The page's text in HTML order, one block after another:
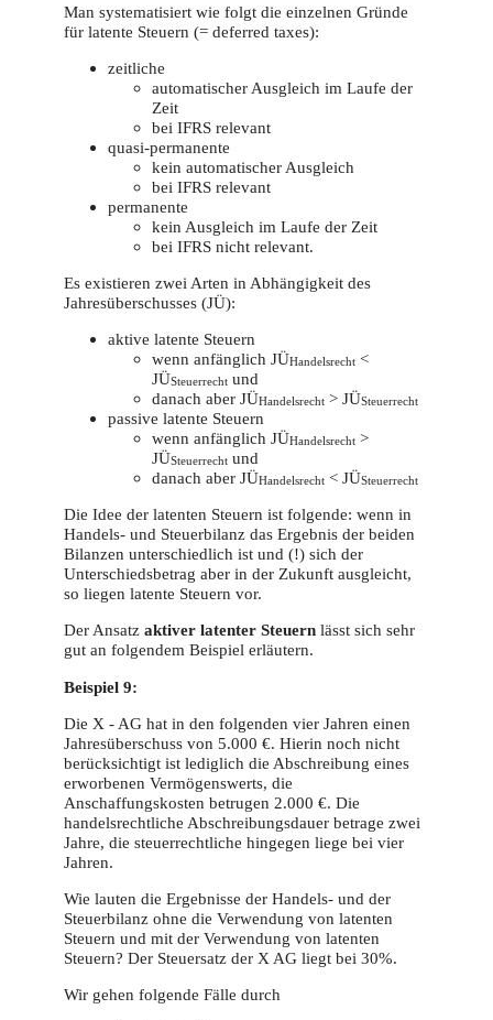
Man systematisiert wie folgt die einzelnen Gründe
für latente Steuern (= deferred taxes):
zeitliche
automatischer Ausgleich im Laufe der
Zeit
bei IFRS relevant
quasi-permanente
kein automatischer Ausgleich
bei IFRS relevant
permanente
kein Ausgleich im Laufe der Zeit
bei IFRS nicht relevant.
Es existieren zwei Arten in Abhängigkeit des
Jahresüberschusses (JÜ):
aktive latente Steuern
wenn anfänglich JÜHandelsrecht <
JÜSteuerrecht und
danach aber JÜHandelsrecht > JÜSteuerrecht
passive latente Steuern
wenn anfänglich JÜHandelsrecht >
JÜSteuerrecht und
danach aber JÜHandelsrecht < JÜSteuerrecht
Die Idee der latenten Steuern ist folgende: wenn in
Handels- und Steuerbilanz das Ergebnis der beiden
Bilanzen unterschiedlich ist und (!) sich der
Unterschiedsbetrag aber in der Zukunft ausgleicht,
so liegen latente Steuern vor.
Der Ansatz aktiver latenter Steuern lässt sich sehr
gut an folgendem Beispiel erläutern.
Beispiel 9:
Die X - AG hat in den folgenden vier Jahren einen
Jahresüberschuss von 5.000 €. Hierin noch nicht
berücksichtigt ist lediglich die Abschreibung eines
erworbenen Vermögenswerts, die
Anschaffungskosten betrugen 2.000 €. Die
handelsrechtliche Abschreibungsdauer betrage zwei
Jahre, die steuerrechtliche hingegen liege bei vier
Jahren.
Wie lauten die Ergebnisse der Handels- und der
Steuerbilanz ohne die Verwendung von latenten
Steuern und mit der Verwendung von latenten
Steuern? Der Steuersatz der X AG liegt bei 30%.
Wir gehen folgende Fälle durch